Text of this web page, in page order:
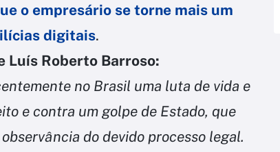
o empresário se torne mais um
digitais.
Luís Roberto Barroso:
no Brasil uma luta de vida e
e contra um golpe de Estado, que
do devido processo legal.